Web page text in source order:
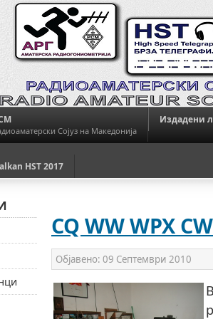
Сојуз на Македонија
Издадени
HST 2017
CQ WW WPX
Објавено: 09 Септември 2010